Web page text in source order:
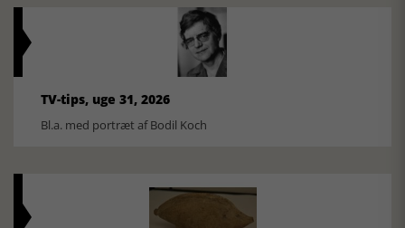
TV-tips, uge 31, 2026
Bl.a. med portræt af Bodil Koch